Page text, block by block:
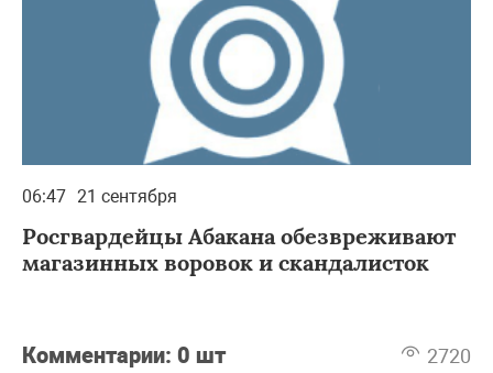
06:47 21 сентября
Росгвардейцы Абакана обезвреживают
магазинных воровок и скандалисток
Комментарии: 0 шт 2720